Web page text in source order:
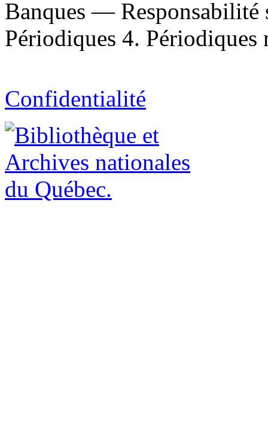
Banques —
Périodiques 4.
Confidentialité